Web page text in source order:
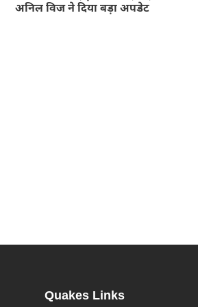
अनिल विज ने दिया बड़ा अपडेट
Quakes Links